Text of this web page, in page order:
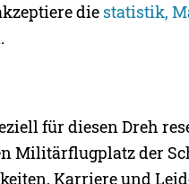
die statistik,
für diesen Dreh
Militärflugplatz der
Karriere und